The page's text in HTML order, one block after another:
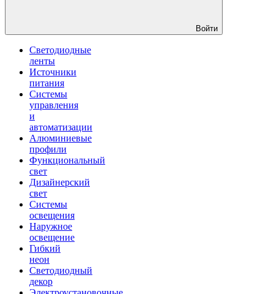
Войти
Светодиодные
ленты
Источники
питания
Системы
управления
и
автоматизации
Алюминиевые
профили
Функциональный
свет
Дизайнерский
свет
Системы
освещения
Наружное
освещение
Гибкий
неон
Светодиодный
декор